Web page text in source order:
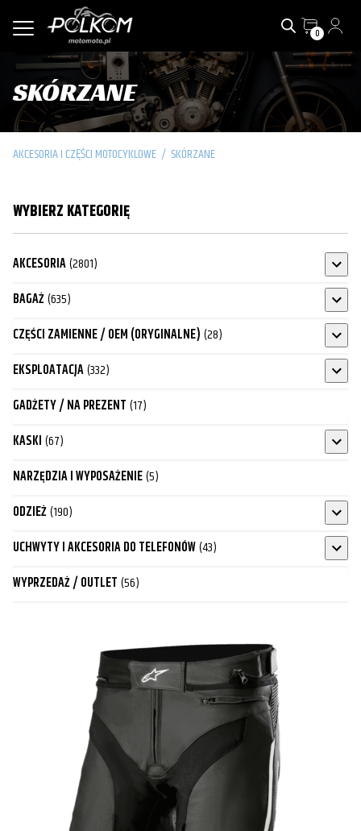
0
SKÓRZANE
AKCESORIA I CZĘŚCI MOTOCYKLOWE / SKÓRZANE
WYBIERZ KATEGORIĘ
AKCESORIA(2801)
BAGAŻ(635)
CZĘŚCI ZAMIENNE / OEM (ORYGINALNE) (28)
EKSPLOATACJA(332)
GADŻETY / NA PREZENT (17)
KASKI (67)
NARZĘDZIA I WYPOSAŻENIE(5)
ODZIEŻ(190)
UCHWYTY I AKCESORIA DO TELEFONÓW(43)
WYPRZEDAŻ / OUTLET (56)